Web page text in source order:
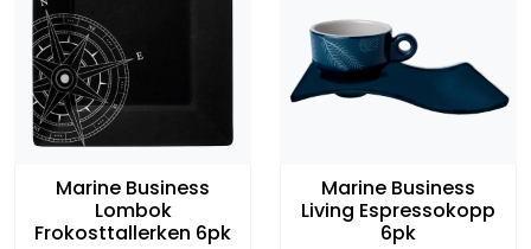
Marine Business
Lombok
Frokosttallerken 6pk
Marine Business
Living Espressokopp
6pk